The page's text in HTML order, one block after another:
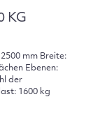
KG
mm Breite:
Ebenen:
der
1600 kg